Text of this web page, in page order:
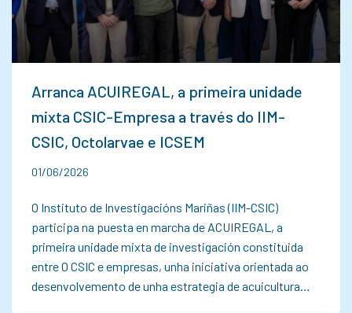
Arranca ACUIREGAL, a primeira unidade
mixta CSIC-Empresa a través do IIM-
CSIC, Octolarvae e ICSEM
01/06/2026
O Instituto de Investigacións Mariñas (IIM-CSIC)
participa na puesta en marcha de ACUIREGAL, a
primeira unidade mixta de investigación constituida
entre O CSIC e empresas, unha iniciativa orientada ao
desenvolvemento de unha estrategia de acuicultura…